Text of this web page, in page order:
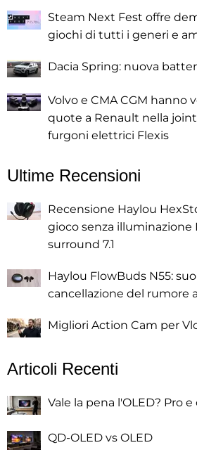
Steam Next Fest offre
giochi di tutti i generi e
Dacia Spring: nuova
Volvo e CMA CGM hanno
quote a Renault nella
furgoni elettrici Flexis
Ultime Recensioni
Recensione Haylou
gioco senza illuminazione
surround 7.1
Haylou FlowBuds N55:
cancellazione del rumore
Migliori Action Cam per
Articoli Recenti
Vale la pena l'OLED? Pro
QD-OLED vs OLED